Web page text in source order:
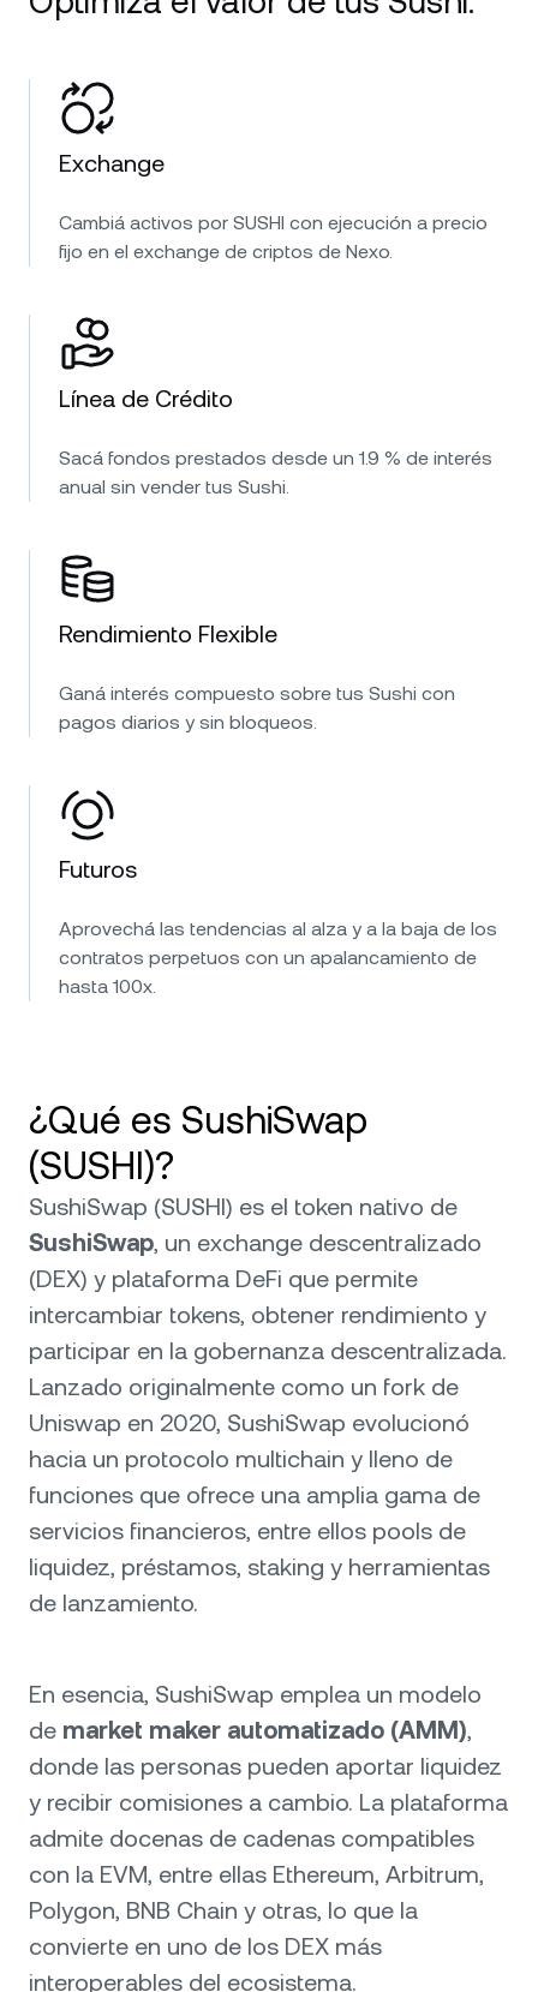
Exchange
Cambiá activos por SUSHI con ejecución a precio
fijo en el exchange de criptos de Nexo.
Línea de Crédito
Sacá fondos prestados desde un 1.9 % de interés
anual sin vender tus Sushi.
Rendimiento Flexible
Ganá interés compuesto sobre tus Sushi con
pagos diarios y sin bloqueos.
Futuros
Aprovechá las tendencias al alza y a la baja de los
contratos perpetuos con un apalancamiento de
hasta 100x.
¿Qué es SushiSwap
(SUSHI)?
SushiSwap (SUSHI) es el token nativo de
SushiSwap, un exchange descentralizado
(DEX) y plataforma DeFi que permite
intercambiar tokens, obtener rendimiento y
participar en la gobernanza descentralizada.
Lanzado originalmente como un fork de
Uniswap en 2020, SushiSwap evolucionó
hacia un protocolo multichain y lleno de
funciones que ofrece una amplia gama de
servicios financieros, entre ellos pools de
liquidez, préstamos, staking y herramientas
de lanzamiento.
En esencia, SushiSwap emplea un modelo
de market maker automatizado (AMM),
donde las personas pueden aportar liquidez
y recibir comisiones a cambio. La plataforma
admite docenas de cadenas compatibles
con la EVM, entre ellas Ethereum, Arbitrum,
Polygon, BNB Chain y otras, lo que la
convierte en uno de los DEX más
interoperables del ecosistema.